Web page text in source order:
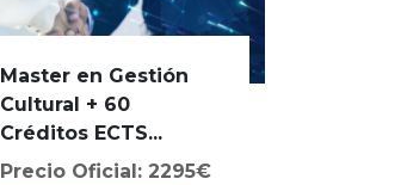
Master en Gestión
Cultural + 60
Créditos ECTS...
Precio Oficial: 2295€